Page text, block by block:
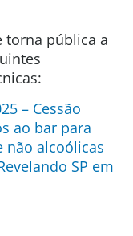
torna pública a
– Cessão
ao bar para
não alcoólicas
SP em